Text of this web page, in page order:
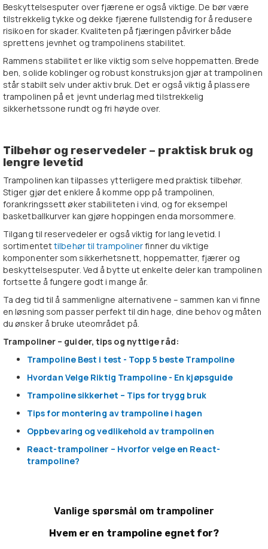
Beskyttelsesputer over fjærene er også viktige. De bør være
tilstrekkelig tykke og dekke fjærene fullstendig for å redusere
risikoen for skader. Kvaliteten på fjæringen påvirker både
sprettens jevnhet og trampolinens stabilitet.
Rammens stabilitet er like viktig som selve hoppematten. Brede
ben, solide koblinger og robust konstruksjon gjør at trampolinen
står stabilt selv under aktiv bruk. Det er også viktig å plassere
trampolinen på et jevnt underlag med tilstrekkelig
sikkerhetssone rundt og fri høyde over.
Tilbehør og reservedeler – praktisk bruk og
lengre levetid
Trampolinen kan tilpasses ytterligere med praktisk tilbehør.
Stiger gjør det enklere å komme opp på trampolinen,
forankringssett øker stabiliteten i vind, og for eksempel
basketballkurver kan gjøre hoppingen enda morsommere.
Tilgang til reservedeler er også viktig for lang levetid. I
sortimentettilbehør til trampolinerfinner du viktige
komponenter som sikkerhetsnett, hoppematter, fjærer og
beskyttelsesputer. Ved å bytte ut enkelte deler kan trampolinen
fortsette å fungere godt i mange år.
Ta deg tid til å sammenligne alternativene – sammen kan vi finne
en løsning som passer perfekt til din hage, dine behov og måten
du ønsker å bruke uteområdet på.
Trampoliner – guider, tips og nyttige råd:
Trampoline Best i test - Topp 5 beste Trampoline
Hvordan Velge Riktig Trampoline - En kjøpsguide
Trampoline sikkerhet – Tips for trygg bruk
Tips for montering av trampoline i hagen
Oppbevaring og vedlikehold av trampolinen
React-trampoliner – Hvorfor velge en React-
trampoline?
Vanlige spørsmål om trampoliner
Hvem er en trampoline egnet for?